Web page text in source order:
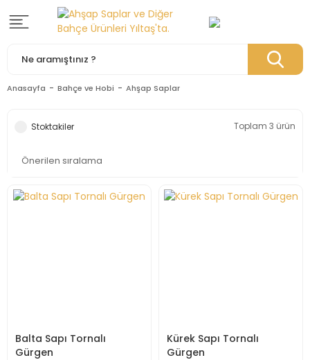
Anasayfa Bahçe ve Hobi Ahşap Saplar
Stoktakiler Toplam 3 ürün
Balta Sapı Tornalı
Gürgen
Kürek Sapı Tornalı
Gürgen